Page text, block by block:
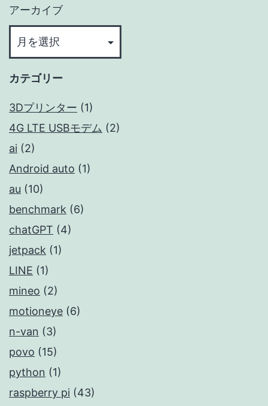
アーカイブ
カテゴリー
3Dプリンター (1)
4G LTE USBモデム (2)
ai (2)
Android auto (1)
au (10)
benchmark (6)
chatGPT (4)
jetpack (1)
LINE (1)
mineo (2)
motioneye (6)
n-van (3)
povo (15)
python (1)
raspberry pi (43)